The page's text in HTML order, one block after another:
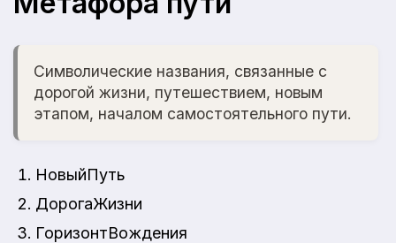
Символические названия, связанные с
дорогой жизни, путешествием, новым
этапом, началом самостоятельного пути.
НовыйПуть
ДорогаЖизни
ГоризонтВождения